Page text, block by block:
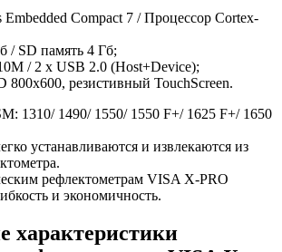
Compact 7 / Процессор Cortex-
/ SD память 4 Гб;
/ 2 x USB 2.0 (Host+Device);
800x600, резистивный TouchScreen.
1310/ 1490/ 1550/ 1550 F+/ 1625 F+/ 1650
устанавливаются и извлекаются из
рефлектометрам VISA X-PRO
и экономичность.
характеристики